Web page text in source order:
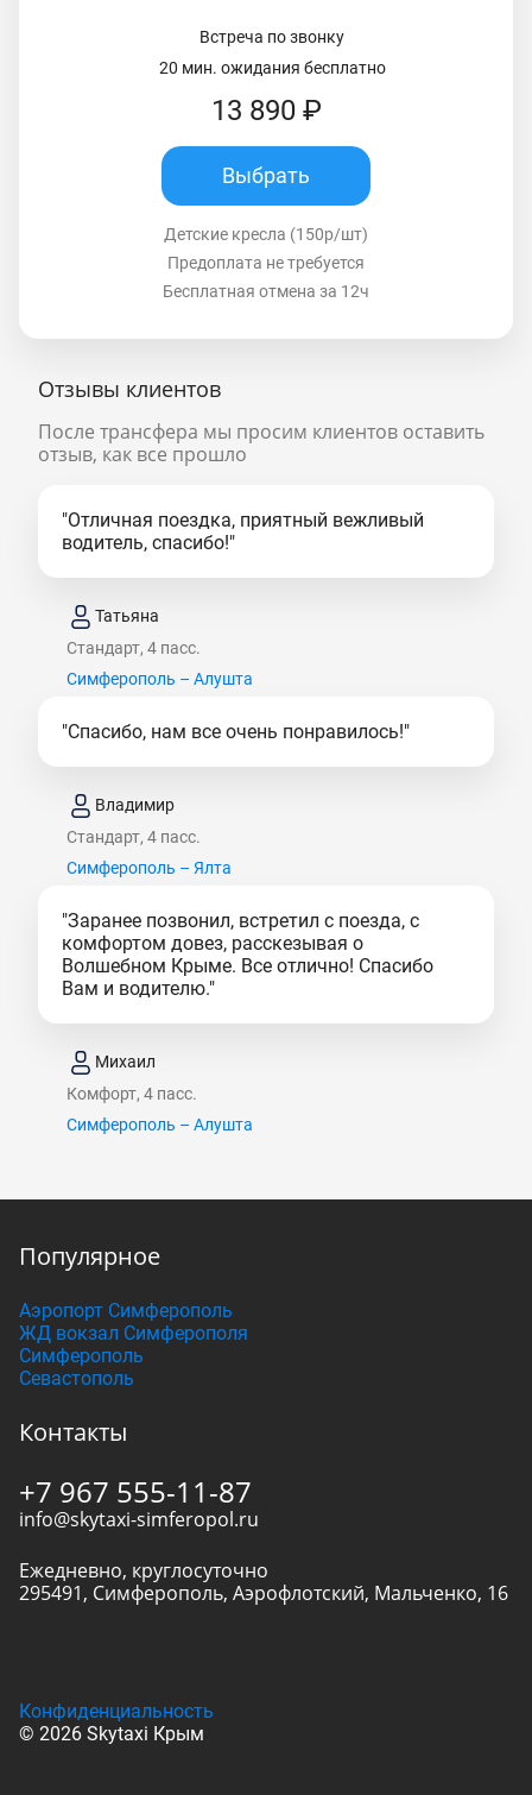
Встреча по звонку
20 мин. ожидания бесплатно
13 890 ₽
Выбрать
Детские кресла (150р/шт)
Предоплата не требуется
Бесплатная отмена за 12ч
Отзывы клиентов
После трансфера мы просим клиентов оставить
отзыв, как все прошло
"Отличная поездка, приятный вежливый
водитель, спасибо!"
Татьяна
Стандарт, 4 пасс.
Симферополь – Алушта
"Спасибо, нам все очень понравилось!"
Владимир
Стандарт, 4 пасс.
Симферополь – Ялта
"Заранее позвонил, встретил с поезда, с
комфортом довез, расскезывая о
Волшебном Крыме. Все отлично! Спасибо
Вам и водителю."
Михаил
Комфорт, 4 пасс.
Симферополь – Алушта
Популярное
Аэропорт Симферополь
ЖД вокзал Симферополя
Симферополь
Севастополь
Контакты
+7 967 555-11-87
info@skytaxi-simferopol.ru
Ежедневно, круглосуточно
295491, Симферополь, Аэрофлотский, Мальченко, 16
© 2026 Skytaxi Крым
Конфиденциальность